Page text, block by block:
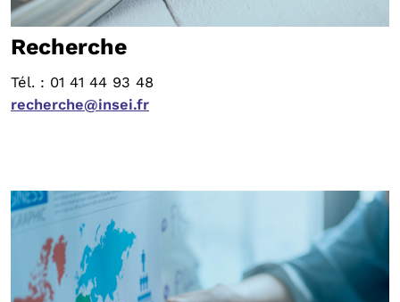
Recherche
Tél. : 01 41 44 93 48
recherche@insei.fr